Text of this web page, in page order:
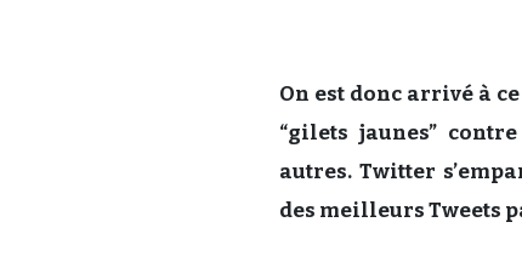
On est donc arrivé à
“gilets jaunes”
autres. Twitter
des meilleurs Tweets